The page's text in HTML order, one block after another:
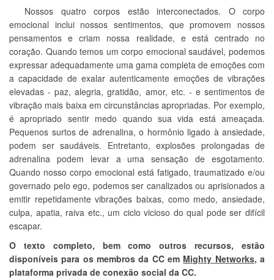
Nossos quatro corpos estão interconectados. O corpo
emocional inclui nossos sentimentos, que promovem nossos
pensamentos e criam nossa realidade, e está centrado no
coração. Quando temos um corpo emocional saudável, podemos
expressar adequadamente uma gama completa de emoções com
a capacidade de exalar autenticamente emoções de vibrações
elevadas - paz, alegria, gratidão, amor, etc. - e sentimentos de
vibração mais baixa em circunstâncias apropriadas. Por exemplo,
é apropriado sentir medo quando sua vida está ameaçada.
Pequenos surtos de adrenalina, o hormônio ligado à ansiedade,
podem ser saudáveis. Entretanto, explosões prolongadas de
adrenalina podem levar a uma sensação de esgotamento.
Quando nosso corpo emocional está fatigado, traumatizado e/ou
governado pelo ego, podemos ser canalizados ou aprisionados a
emitir repetidamente vibrações baixas, como medo, ansiedade,
culpa, apatia, raiva etc., um ciclo vicioso do qual pode ser difícil
escapar.
O texto completo, bem como outros recursos, estão
disponíveis para os membros da CC em Mighty Networks, a
plataforma privada de conexão social da CC.